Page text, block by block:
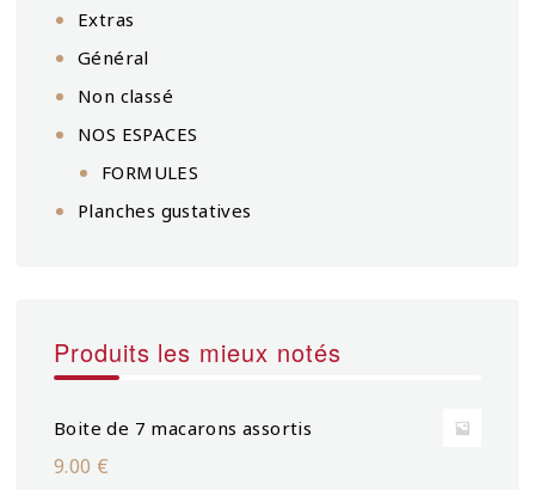
Extras
Général
Non classé
NOS ESPACES
FORMULES
Planches gustatives
Produits les mieux notés
Boite de 7 macarons assortis
9.00 €